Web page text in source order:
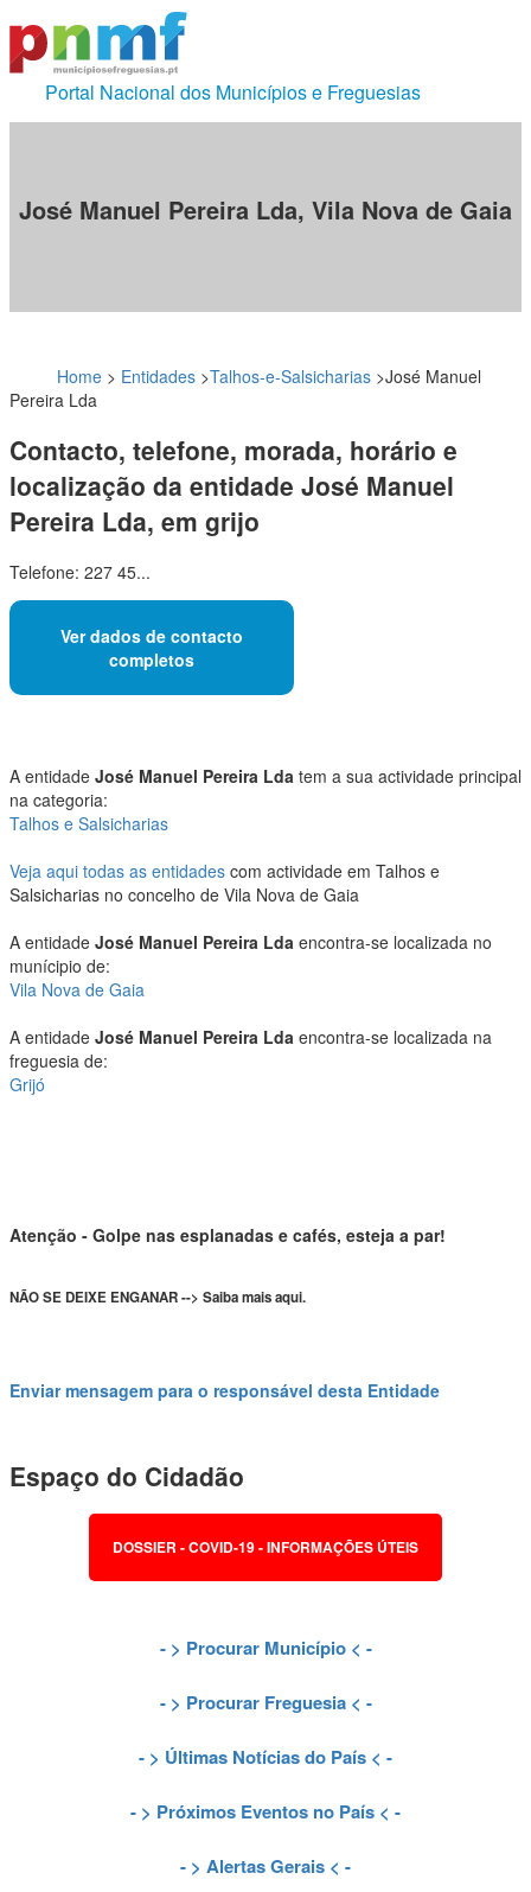
Portal Nacional dos Municípios e Freguesias
José Manuel Pereira Lda, Vila Nova de Gaia
Home > Entidades >Talhos-e-Salsicharias >José Manuel
Pereira Lda
Contacto, telefone, morada, horário e
localização da entidade José Manuel
Pereira Lda, em grijo
Telefone: 227 45...
Ver dados de contacto
completos
A entidade José Manuel Pereira Lda tem a sua actividade principal
na categoria:
Talhos e Salsicharias
Veja aqui todas as entidades com actividade em Talhos e
Salsicharias no concelho de Vila Nova de Gaia
A entidade José Manuel Pereira Lda encontra-se localizada no
munícipio de:
Vila Nova de Gaia
A entidade José Manuel Pereira Lda encontra-se localizada na
freguesia de:
Grijó
Atenção - Golpe nas esplanadas e cafés, esteja a par!
NÃO SE DEIXE ENGANAR --> Saiba mais aqui.
Enviar mensagem para o responsável desta Entidade
Espaço do Cidadão
DOSSIER - COVID-19 - INFORMAÇÕES ÚTEIS
- > Procurar Município< -
- > Procurar Freguesia< -
- > Últimas Notícias do País < -
- > Próximos Eventos no País < -
- > Alertas Gerais < -